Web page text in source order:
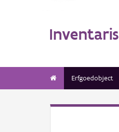
Inventaris
Erfgoedobject